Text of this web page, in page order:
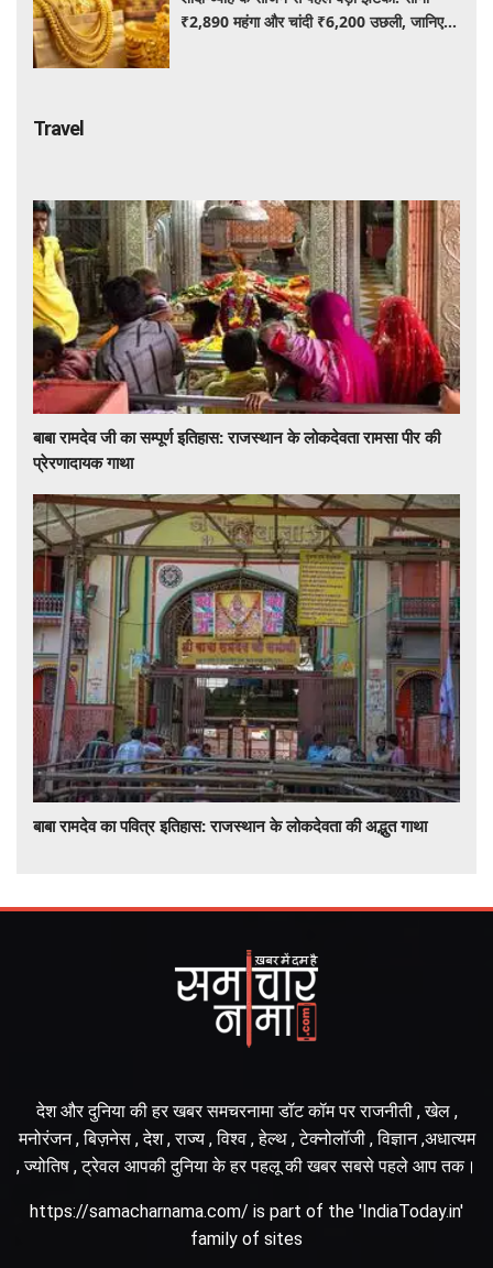
₹2,890 महंगा और चांदी ₹6,200 उछली, जानिए
Travel
बाबा रामदेव जी का सम्पूर्ण इतिहास: राजस्थान के लोकदेवता रामसा पीर की
प्रेरणादायक गाथा
बाबा रामदेव का पवित्र इतिहास: राजस्थान के लोकदेवता की अद्भुत गाथा
देश और दुनिया की हर खबर समचरनामा डॉट कॉम पर राजनीती , खेल ,
मनोरंजन , बिज़नेस , देश , राज्य , विश्व , हेल्थ , टेक्नोलॉजी , विज्ञान ,अधात्यम
, ज्योतिष , ट्रेवल आपकी दुनिया के हर पहलू की खबर सबसे पहले आप तक।
https://samacharnama.com/ is part of the 'IndiaToday.in'
family of sites